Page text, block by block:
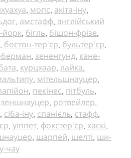
мопс акіта-іну
амстафф англійський
йорк бігль бішон-фрізе
бостон-тер'єр бультер'єр
зененгунд кане-
курцхаар лайка
мітельшнауцер
пекінес пітбуль
ротвейлер
сіба-іну спанієль стафф
уіппет фокстер'єр хаскі
шарпей шелті ши-
чау